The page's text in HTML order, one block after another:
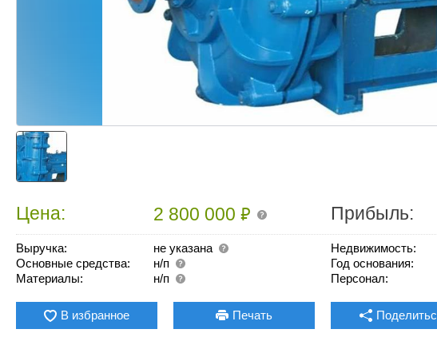
Цена: 2 800 000₽ Прибыль:
Выручка:
не указана
Основные средства:
н/п
Материалы:
н/п
Недвижимость:
Год основания:
Персонал:
В избранное Печать